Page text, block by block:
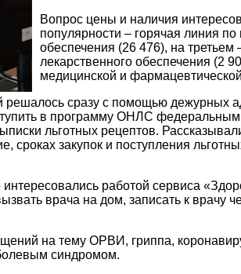
Вопрос цены и наличия
популярности – горячая линия
обеспечения (26 476), на
лекарственного обеспечения (2
медицинской и
сразу с помощью дежурных
в программу ОНЛС
льготных рецептов.
сроках закупок и поступления
работой сервиса
врача на дом, записать к врачу
на тему ОРВИ, гриппа,
синдромом.